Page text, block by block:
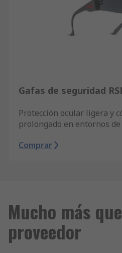
Gafas de seguridad
Protección ocular ligera y
prolongado en entornos
Comprar
Mucho más
proveedor